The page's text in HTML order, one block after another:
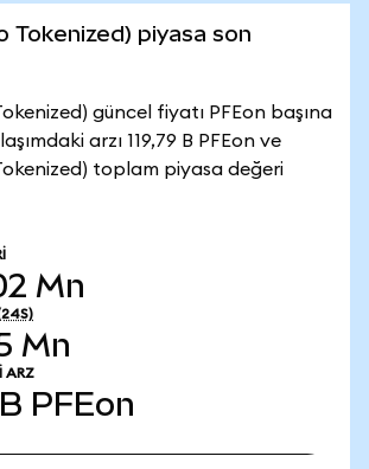
Tokenized) piyasa son
güncel fiyatı PFEon başına
arzı 119,79 B PFEon ve
toplam piyasa değeri
Mn
Mn
ARZ
PFEon